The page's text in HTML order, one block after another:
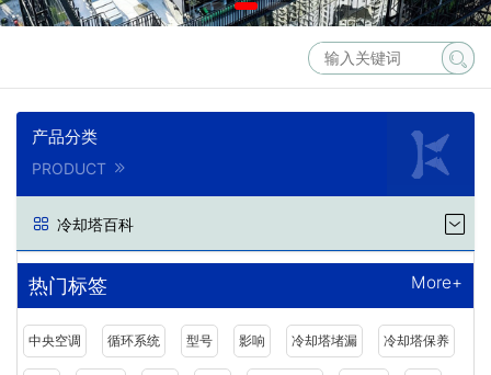
产品分类
PRODUCT
冷却塔百科
热门标签 More+
中央空调 循环系统 型号 影响 冷却塔堵漏 冷却塔保养